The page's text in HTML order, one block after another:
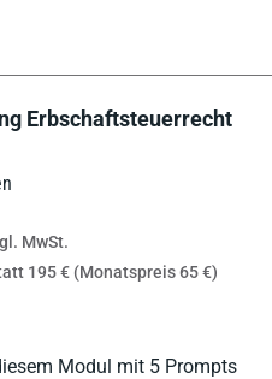
Erbschaftsteuerrecht
Modul mit 5 Prompts
MwSt.
195 € (Monatspreis 65 €)